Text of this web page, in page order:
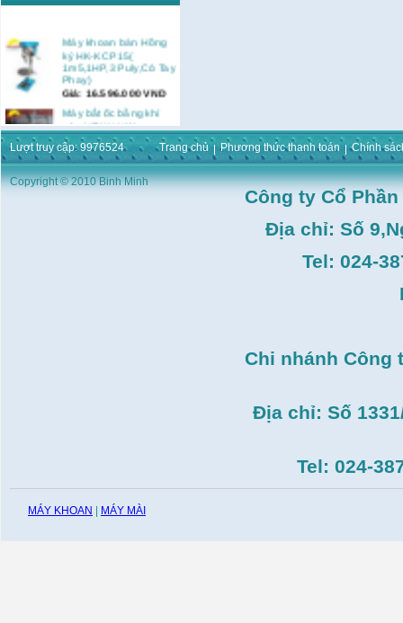
Máy khoan bàn Hồng
ký HK-KCP15(
1m5,1HP,3 Puly,Có Tay
Phay)
Giá:16.596.000VND
Máy bắt ốc bằng khí
nén URYU UW-
9SK(M10)
Giá:0VND
Máy duỗi sắt Hồng ký
HK–DSM114( 1HP,Ø8 -
Lượt truy cập: 9976524 Trang chủ Phương thức thanh toán Chính
Copyright © 2010 Binh Minh
Công ty Cổ
Địa chỉ: Số
Tel: 024-
Chi nhánh Công
Địa chỉ: Số
Tel: 024-
MÁY KHOAN MÁY MÀI